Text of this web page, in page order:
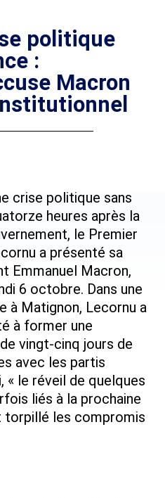
politique
:
Macron
crise politique sans
heures après la
le Premier
a présenté sa
Emmanuel Macron,
6 octobre. Dans une
à Matignon, Lecornu a
à former une
vingt-cinq jours de
avec les partis
« le réveil de quelques
liés à la prochaine
torpillé les compromis